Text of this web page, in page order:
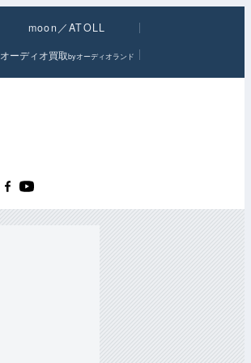
moon／ATOLL
オーディオ買取byオーディオランド